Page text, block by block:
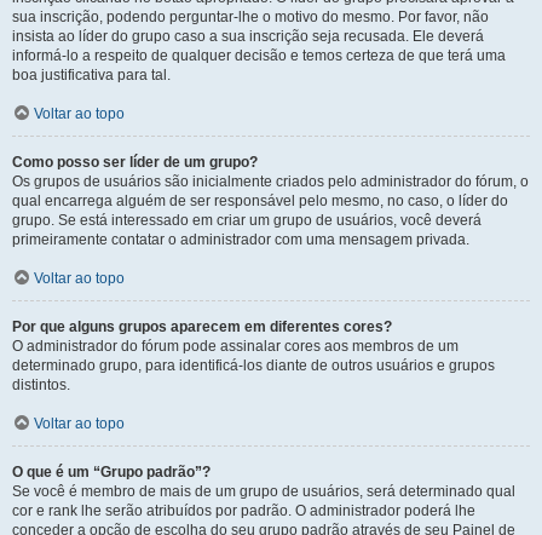
sua inscrição, podendo perguntar-lhe o motivo do mesmo. Por favor, não
insista ao líder do grupo caso a sua inscrição seja recusada. Ele deverá
informá-lo a respeito de qualquer decisão e temos certeza de que terá uma
boa justificativa para tal.
Voltar ao topo
Como posso ser líder de um grupo?
Os grupos de usuários são inicialmente criados pelo administrador do fórum, o
qual encarrega alguém de ser responsável pelo mesmo, no caso, o líder do
grupo. Se está interessado em criar um grupo de usuários, você deverá
primeiramente contatar o administrador com uma mensagem privada.
Voltar ao topo
Por que alguns grupos aparecem em diferentes cores?
O administrador do fórum pode assinalar cores aos membros de um
determinado grupo, para identificá-los diante de outros usuários e grupos
distintos.
Voltar ao topo
O que é um “Grupo padrão”?
Se você é membro de mais de um grupo de usuários, será determinado qual
cor e rank lhe serão atribuídos por padrão. O administrador poderá lhe
conceder a opção de escolha do seu grupo padrão através de seu Painel de